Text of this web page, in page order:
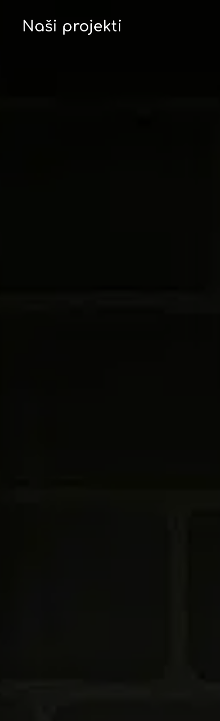
Naši projekti